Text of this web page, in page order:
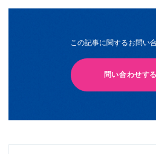
この記事に関するお問い
問い合わせする